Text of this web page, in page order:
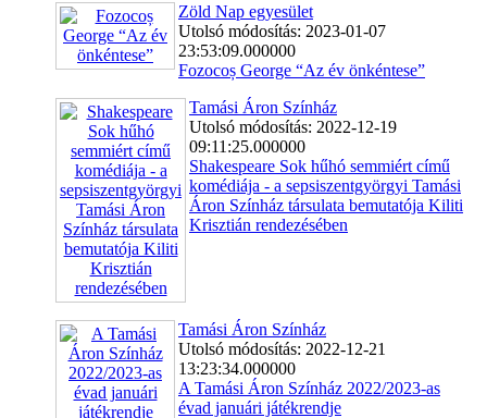
Zöld Nap egyesület
Utolsó módosítás: 2023-01-07
23:53:09.000000
Fozocoș George “Az év önkéntese”
Tamási Áron Színház
Utolsó módosítás: 2022-12-19
09:11:25.000000
Shakespeare Sok hűhó semmiért című
komédiája - a sepsiszentgyörgyi Tamási
Áron Színház társulata bemutatója Kiliti
Krisztián rendezésében
Tamási Áron Színház
Utolsó módosítás: 2022-12-21
13:23:34.000000
A Tamási Áron Színház 2022/2023-as
évad januári játékrendje